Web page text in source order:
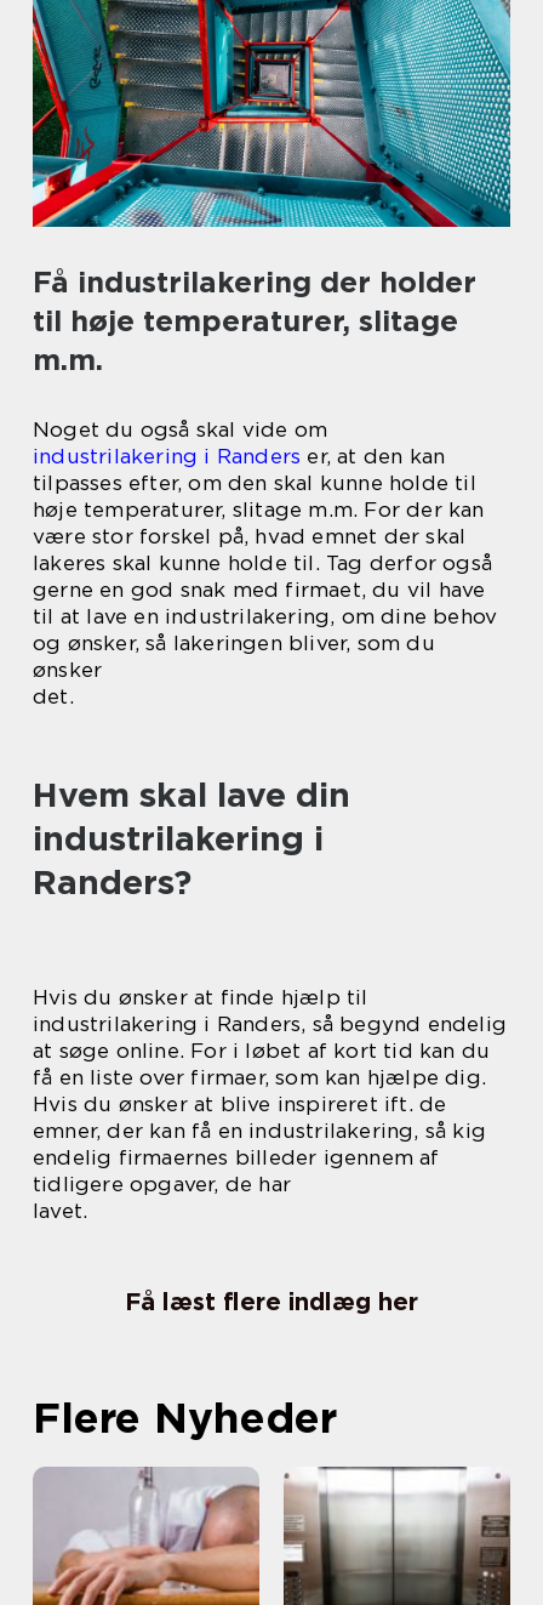
Få industrilakering der holder
til høje temperaturer, slitage
m.m.
Noget du også skal vide om
industrilakering i Randers er, at den kan
tilpasses efter, om den skal kunne holde til
høje temperaturer, slitage m.m. For der kan
være stor forskel på, hvad emnet der skal
lakeres skal kunne holde til. Tag derfor også
gerne en god snak med firmaet, du vil have
til at lave en industrilakering, om dine behov
og ønsker, så lakeringen bliver, som du
ønsker
det.
Hvem skal lave din
industrilakering i
Randers?
Hvis du ønsker at finde hjælp til
industrilakering i Randers, så begynd endelig
at søge online. For i løbet af kort tid kan du
få en liste over firmaer, som kan hjælpe dig.
Hvis du ønsker at blive inspireret ift. de
emner, der kan få en industrilakering, så kig
endelig firmaernes billeder igennem af
tidligere opgaver, de har
lavet.
Få læst flere indlæg her
Flere Nyheder